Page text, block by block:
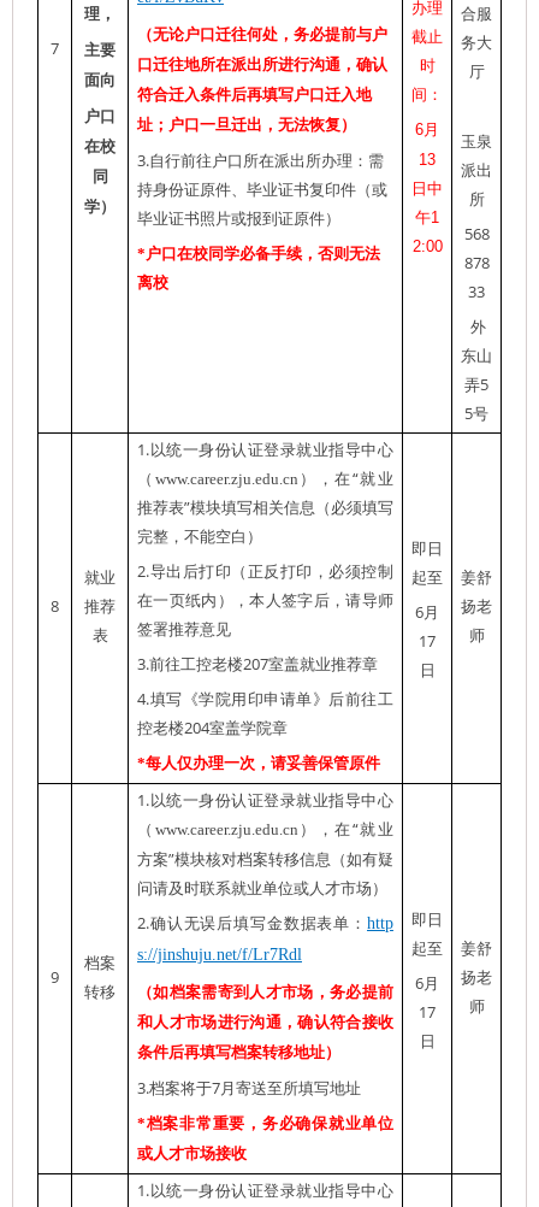
7
理，
主要
面向
户口
在校
同
学）
（无论户口迁往何处，务必提前与户
口迁往地所在派出所进行沟通，确认
符合迁入条件后再填写户口迁入地
址；户口一旦迁出，无法恢复）
3.自行前往户口所在派出所办理：需
持身份证原件、毕业证书复印件（或
毕业证书照 片或报到证原件）
*户口在校同学必备手续，否则无法
离校
办理
截止
时
间：
6月
13
日中
午1
2:00
合服
务大
厅
玉泉
派出
所
568
878
33
外
东山
弄5
5号
8
就业
推荐
表
1. 以统一身份认证登录就业指导中心
（ www.career.zju.edu.cn ），在“就业
推荐表”模块填写相关信息 （必须填写
完整，不能空白）
2.导出后打印（正反打印，必须控制
在一页纸内），本人签字后，请导师
签署推荐意见
3.前往工控老楼207室盖就业推荐章
4.填写《学院用印申请单》后前往工
控老楼204室盖学院章
*每人仅办理一次，请妥善保管原件
即日
起至
6月
17
日
姜舒
扬老
师
9
档案
转移
1. 以统一身份认证登录就业指导中心
（ www.career.zju.edu.cn ），在“就业
方案”模块核对档案转移信息 （如有疑
问请及时联系就业单位或人才市场）
2.确认无误后填写金数据表单： http
s://jinshuju.net/f/Lr7Rdl
（如档案需寄到人才市场， 务必提前
和人才市场进行沟通，确认符合接收
条件后再填写档案转移地址）
3.档案将于7月寄送至所填写地址
*档案非常重要，务必确保就业单位
或人才市场接收
即日
起至
6月
17
日
姜舒
扬老
师
1. 以统一身份认证登录就业指导中心